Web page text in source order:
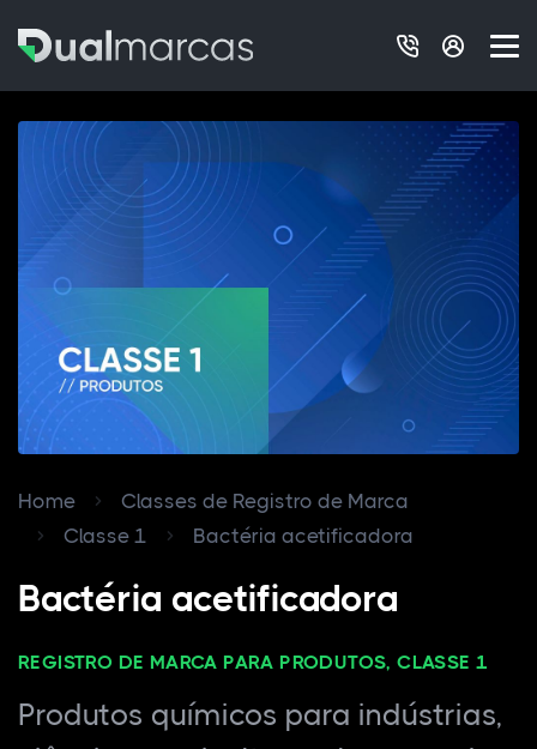
Home
Classes de Registro de Marca
Classe 1
Bactéria acetificadora
Bactéria acetificadora
REGISTRO DE MARCA PARA PRODUTOS, CLASSE 1
Produtos químicos para indústrias,